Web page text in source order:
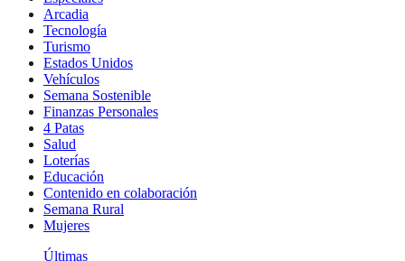
Arcadia
Tecnología
Turismo
Estados Unidos
Vehículos
Semana Sostenible
Finanzas Personales
4 Patas
Salud
Loterías
Educación
Contenido en colaboración
Semana Rural
Mujeres
Últimas